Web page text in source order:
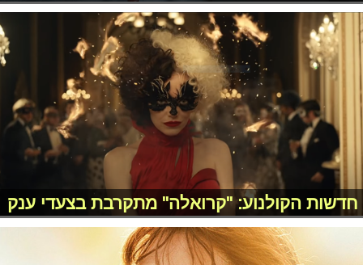
חדשות הקולנוע: "קרואלה" מתקרבת בצעדי ענק